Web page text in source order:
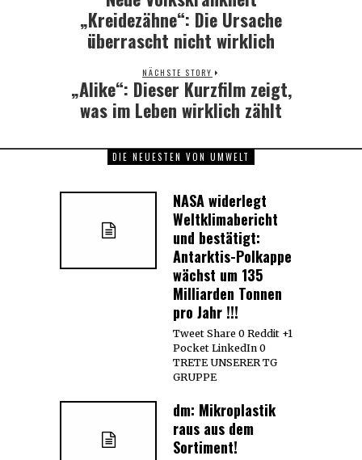
post:
„Kreidezähne“: Die Ursache
überrascht nicht wirklich
NÄCHSTE STORY
Next
post:
„Alike“: Dieser Kurzfilm zeigt,
was im Leben wirklich zählt
DIE NEUESTEN VON UMWELT
NASA widerlegt
Weltklimabericht
und bestätigt:
Antarktis-Polkappe
wächst um 135
Milliarden Tonnen
pro Jahr !!!
Tweet Share 0 Reddit +1
Pocket LinkedIn 0
TRETE UNSERER TG
GRUPPE
dm: Mikroplastik
raus aus dem
Sortiment!